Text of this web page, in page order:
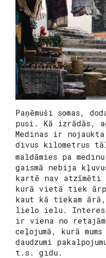
Paņēmuši somas,
pusi. Kā izrādās,
Medinas ir
divus kilometrus
maldāmies pa medinu
gaismā nebija
kartē nav
kurā vietā tiek
kaut kā tiekam ārā,
lielo ielu.
ir viena no retajām
ceļojumā, kurā
daudzumi
t.s. gidu.